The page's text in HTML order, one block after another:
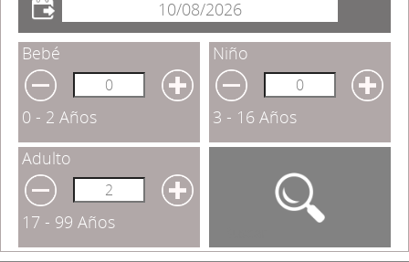
Bebé
0 - 2 Años
Niño
3 - 16 Años
Adulto
17 - 99 Años